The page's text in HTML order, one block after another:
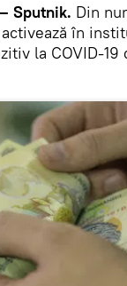
Sputnik. Din
în
la COVID-